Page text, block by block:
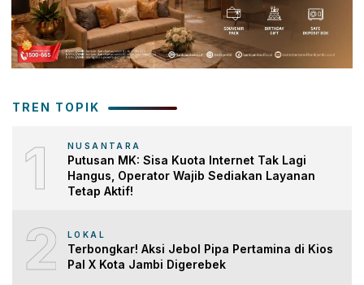
TREN TOPIK
1 NUSANTARA
Putusan MK: Sisa Kuota Internet Tak Lagi
Hangus, Operator Wajib Sediakan Layanan
Tetap Aktif!
2 LOKAL
Terbongkar! Aksi Jebol Pipa Pertamina di Kios
Pal X Kota Jambi Digerebek